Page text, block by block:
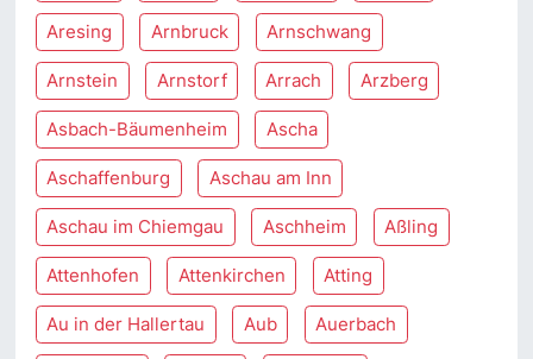
Aresing Arnbruck Arnschwang
Arnstein Arnstorf Arrach Arzberg
Asbach-Bäumenheim Ascha
Aschaffenburg Aschau am Inn
Aschau im Chiemgau Aschheim Aßling
Attenhofen Attenkirchen Atting
Au in der Hallertau Aub Auerbach